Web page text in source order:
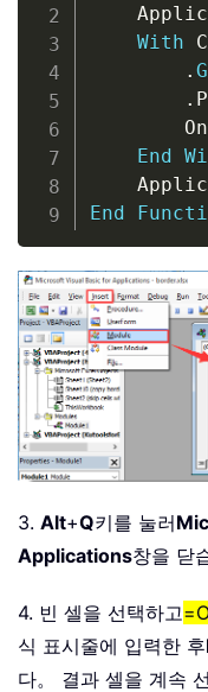
With
.
.
End
End
3. Alt+Q키를 눌러
Applications창을 닫
4. 빈 셀을 선택하고
식 표시줄에 입력한 후
다。 결과 셀을 계속